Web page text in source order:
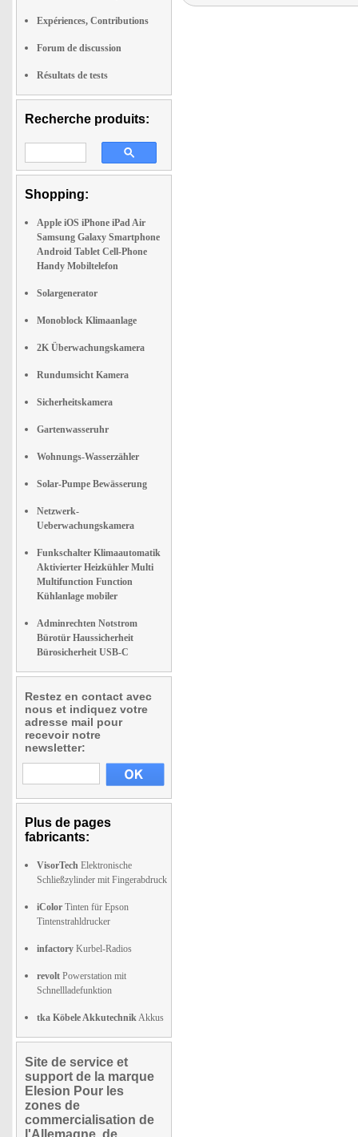
Expériences, Contributions
Forum de discussion
Résultats de tests
Recherche produits:
Shopping:
Apple iOS iPhone iPad Air
Samsung Galaxy Smartphone
Android Tablet Cell-Phone
Handy Mobiltelefon
Solargenerator
Monoblock Klimaanlage
2K Überwachungskamera
Rundumsicht Kamera
Sicherheitskamera
Gartenwasseruhr
Wohnungs-Wasserzähler
Solar-Pumpe Bewässerung
Netzwerk-
Ueberwachungskamera
Funkschalter Klimaautomatik
Aktivierter Heizkühler Multi
Multifunction Function
Kühlanlage mobiler
Adminrechten Notstrom
Bürotür Haussicherheit
Bürosicherheit USB-C
Restez en contact avec
nous et indiquez votre
adresse mail pour
recevoir notre
newsletter:
Plus de pages
fabricants:
VisorTech Elektronische
Schließzylinder mit Fingerabdruck
iColor Tinten für Epson
Tintenstrahldrucker
infactory Kurbel-Radios
revolt Powerstation mit
Schnellladefunktion
tka Köbele AkkutechnikAkkus
Site de service et
support de la marque
Elesion Pour les
zones de
commercialisation de
l'Allemagne, de